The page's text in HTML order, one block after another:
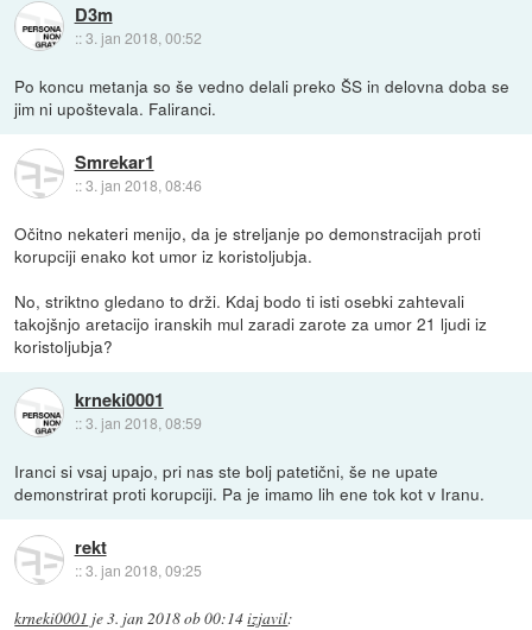
D3m
::3. jan 2018, 00:52
Po koncu metanja so še vedno delali preko ŠS in delovna doba se
jim ni upoštevala. Faliranci.
Smrekar1
::3. jan 2018, 08:46
Očitno nekateri menijo, da je streljanje po demonstracijah proti
korupciji enako kot umor iz koristoljubja.
No, striktno gledano to drži. Kdaj bodo ti isti osebki zahtevali
takojšnjo aretacijo iranskih mul zaradi zarote za umor 21 ljudi iz
koristoljubja?
krneki0001
::3. jan 2018, 08:59
Iranci si vsaj upajo, pri nas ste bolj patetični, še ne upate
demonstrirat proti korupciji. Pa je imamo lih ene tok kot v Iranu.
rekt
::3. jan 2018, 09:25
krneki0001 je3. jan 2018 ob 00:14izjavil: